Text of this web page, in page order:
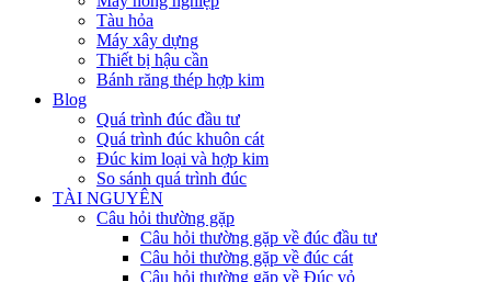
Tàu hỏa
Máy xây dựng
Thiết bị hậu cần
Bánh răng thép hợp kim
Blog
Quá trình đúc đầu tư
Quá trình đúc khuôn cát
Đúc kim loại và hợp kim
So sánh quá trình đúc
TÀI NGUYÊN
Câu hỏi thường gặp
Câu hỏi thường gặp về đúc đầu tư
Câu hỏi thường gặp về đúc cát
Câu hỏi thường gặp về Đúc vỏ